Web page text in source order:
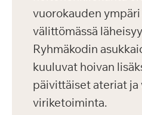
vuorokauden
välittömässä
Ryhmäkodin
kuuluvat hoivan
päivittäiset ateriat ja
viriketoiminta.